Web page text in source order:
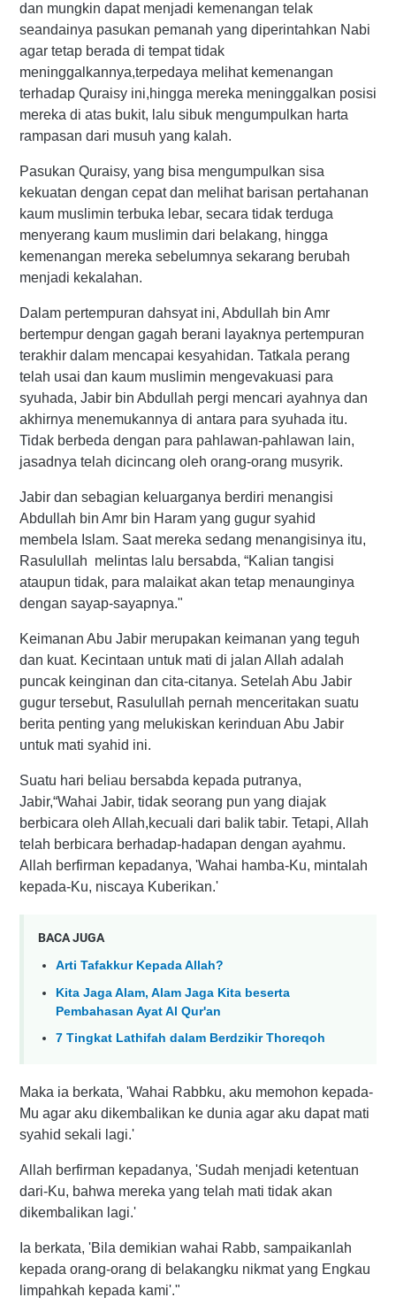
dan mungkin dapat menjadi kemenangan telak
seandainya pasukan pemanah yang diperintahkan Nabi
agar tetap berada di tempat tidak
meninggalkannya,terpedaya melihat kemenangan
terhadap Quraisy ini,hingga mereka meninggalkan posisi
mereka di atas bukit, lalu sibuk mengumpulkan harta
rampasan dari musuh yang kalah.
Pasukan Quraisy, yang bisa mengumpulkan sisa
kekuatan dengan cepat dan melihat barisan pertahanan
kaum muslimin terbuka lebar, secara tidak terduga
menyerang kaum muslimin dari belakang, hingga
kemenangan mereka sebelumnya sekarang berubah
menjadi kekalahan.
Dalam pertempuran dahsyat ini, Abdullah bin Amr
bertempur dengan gagah berani layaknya pertempuran
terakhir dalam mencapai kesyahidan. Tatkala perang
telah usai dan kaum muslimin mengevakuasi para
syuhada, Jabir bin Abdullah pergi mencari ayahnya dan
akhirnya menemukannya di antara para syuhada itu.
Tidak berbeda dengan para pahlawan-pahlawan lain,
jasadnya telah dicincang oleh orang-orang musyrik.
Jabir dan sebagian keluarganya berdiri menangisi
Abdullah bin Amr bin Haram yang gugur syahid
membela Islam. Saat mereka sedang menangisinya itu,
Rasulullah melintas lalu bersabda, “Kalian tangisi
ataupun tidak, para malaikat akan tetap menaunginya
dengan sayap-sayapnya."
Keimanan Abu Jabir merupakan keimanan yang teguh
dan kuat. Kecintaan untuk mati di jalan Allah adalah
puncak keinginan dan cita-citanya. Setelah Abu Jabir
gugur tersebut, Rasulullah pernah menceritakan suatu
berita penting yang melukiskan kerinduan Abu Jabir
untuk mati syahid ini.
Suatu hari beliau bersabda kepada putranya,
Jabir,“Wahai Jabir, tidak seorang pun yang diajak
berbicara oleh Allah,kecuali dari balik tabir. Tetapi, Allah
telah berbicara berhadap-hadapan dengan ayahmu.
Allah berfirman kepadanya, 'Wahai hamba-Ku, mintalah
kepada-Ku, niscaya Kuberikan.'
BACA JUGA
Arti Tafakkur Kepada Allah?
Kita Jaga Alam, Alam Jaga Kita beserta
Pembahasan Ayat Al Qur'an
7 Tingkat Lathifah dalam Berdzikir Thoreqoh
Maka ia berkata, 'Wahai Rabbku, aku memohon kepada-
Mu agar aku dikembalikan ke dunia agar aku dapat mati
syahid sekali lagi.'
Allah berfirman kepadanya, 'Sudah menjadi ketentuan
dari-Ku, bahwa mereka yang telah mati tidak akan
dikembalikan lagi.'
Ia berkata, 'Bila demikian wahai Rabb, sampaikanlah
kepada orang-orang di belakangku nikmat yang Engkau
limpahkah kepada kami'."